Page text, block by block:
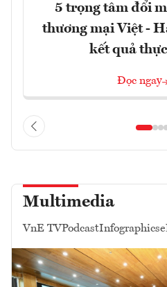
5 trọng tâm đổi
thương mại Việt -
kết quả
Đọc ngay
Multimedia
VnE TVPodcastInfographics